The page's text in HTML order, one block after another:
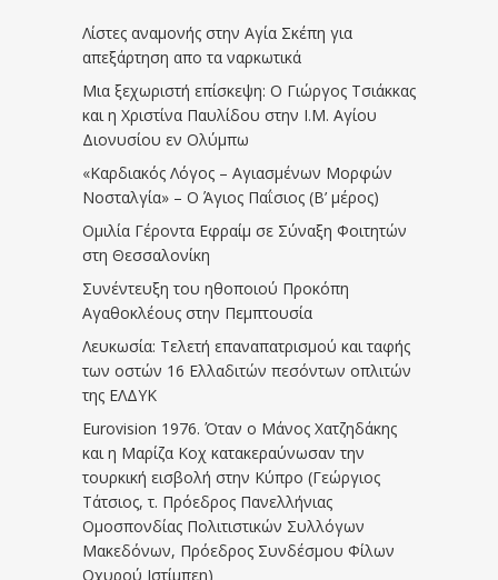
Λίστες αναμονής στην Αγία Σκέπη για
απεξάρτηση απο τα ναρκωτικά
Μια ξεχωριστή επίσκεψη: Ο Γιώργος Τσιάκκας
και η Χριστίνα Παυλίδου στην Ι.Μ. Αγίου
Διονυσίου εν Ολύμπω
«Καρδιακός Λόγος – Αγιασμένων Μορφών
Νοσταλγία» – Ο Άγιος Παΐσιος (Β’ μέρος)
Ομιλία Γέροντα Εφραίμ σε Σύναξη Φοιτητών
στη Θεσσαλονίκη
Συνέντευξη του ηθοποιού Προκόπη
Αγαθοκλέους στην Πεμπτουσία
Λευκωσία: Τελετή επαναπατρισμού και ταφής
των οστών 16 Ελλαδιτών πεσόντων οπλιτών
της ΕΛΔΥΚ
Eurovision 1976. Όταν ο Μάνος Χατζηδάκης
και η Μαρίζα Κοχ κατακεραύνωσαν την
τουρκική εισβολή στην Κύπρο (Γεώργιος
Τάτσιος, τ. Πρόεδρος Πανελλήνιας
Ομοσπονδίας Πολιτιστικών Συλλόγων
Μακεδόνων, Πρόεδρος Συνδέσμου Φίλων
Οχυρού Ιστίμπεη)